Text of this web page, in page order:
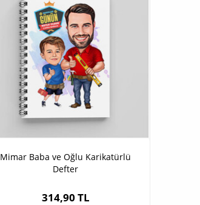
Mimar Baba ve Oğlu Karikatürlü
Defter
314,90 TL